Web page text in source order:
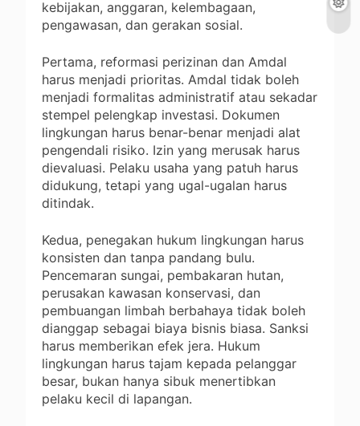
kebijakan, anggaran, kelembagaan,
pengawasan, dan gerakan sosial.
Pertama, reformasi perizinan dan Amdal
harus menjadi prioritas. Amdal tidak boleh
menjadi formalitas administratif atau sekadar
stempel pelengkap investasi. Dokumen
lingkungan harus benar-benar menjadi alat
pengendali risiko. Izin yang merusak harus
dievaluasi. Pelaku usaha yang patuh harus
didukung, tetapi yang ugal-ugalan harus
ditindak.
Kedua, penegakan hukum lingkungan harus
konsisten dan tanpa pandang bulu.
Pencemaran sungai, pembakaran hutan,
perusakan kawasan konservasi, dan
pembuangan limbah berbahaya tidak boleh
dianggap sebagai biaya bisnis biasa. Sanksi
harus memberikan efek jera. Hukum
lingkungan harus tajam kepada pelanggar
besar, bukan hanya sibuk menertibkan
pelaku kecil di lapangan.